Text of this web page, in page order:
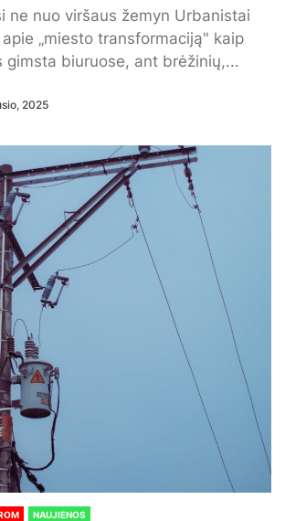
ne nuo viršaus žemyn Urbanistai
„miesto transformaciją" kaip
gimsta biuruose, ant brėžinių,...
2025
NAUJIENOS